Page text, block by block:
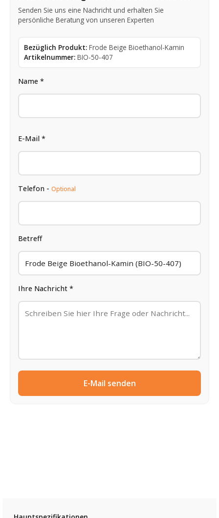
Senden Sie uns eine Nachricht und erhalten Sie
persönliche Beratung von unseren Experten
Bezüglich Produkt: Frode Beige Bioethanol-Kamin
Artikelnummer: BIO-50-407
Name *
E-Mail *
Telefon - Optional
Betreff
Ihre Nachricht *
E-Mail senden